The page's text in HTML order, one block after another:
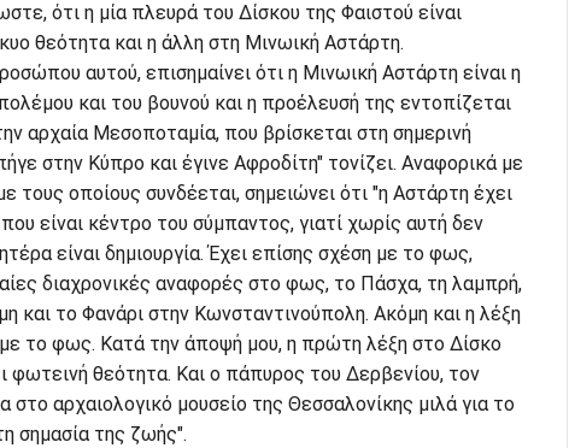
ότι η μία πλευρά του Δίσκου της Φαιστού είναι
θεότητα και η άλλη στη Μινωική Αστάρτη.
αυτού, επισημαίνει ότι η Μινωική Αστάρτη είναι η
και του βουνού και η προέλευσή της εντοπίζεται
αρχαία Μεσοποταμία, που βρίσκεται στη σημερινή
στην Κύπρο και έγινε Αφροδίτη" τονίζει. Αναφορικά με
τους οποίους συνδέεται, σημειώνει ότι "η Αστάρτη έχει
είναι κέντρο του σύμπαντος, γιατί χωρίς αυτή δεν
είναι δημιουργία. Έχει επίσης σχέση με το φως,
διαχρονικές αναφορές στο φως, το Πάσχα, τη λαμπρή,
και το Φανάρι στην Κωνσταντινούπολη. Ακόμη και η λέξη
το φως. Κατά την άποψή μου, η πρώτη λέξη στο Δίσκο
φωτεινή θεότητα. Kαι ο πάπυρος του Δερβενίου, τον
αρχαιολογικό μουσείο της Θεσσαλονίκης μιλά για το
σημασία της ζωής".